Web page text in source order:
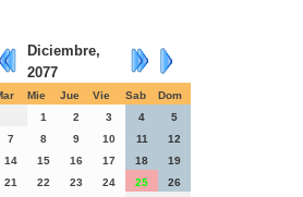
Diciembre,
2077
Mie Jue Vie Sab
Dom
1
2 3 4
5
7 8 9 10 11
12
14 15 16 17 18
19
21 22 23 24 25
26